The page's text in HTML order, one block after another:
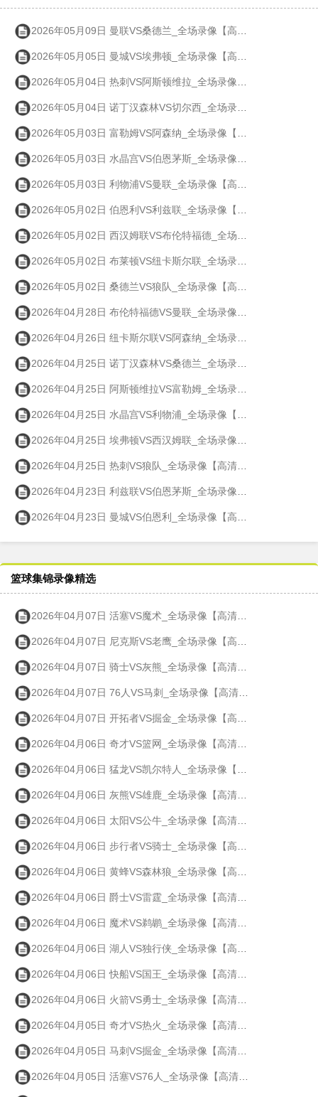
2026年05月09日 曼联VS桑德兰_全场录像【高清回放】
2026年05月05日 曼城VS埃弗顿_全场录像【高清回放】
2026年05月04日 热刺VS阿斯顿维拉_全场录像【高清回放】
2026年05月04日 诺丁汉森林VS切尔西_全场录像【高清回放】
2026年05月03日 富勒姆VS阿森纳_全场录像【高清回放】
2026年05月03日 水晶宫VS伯恩茅斯_全场录像【高清回放】
2026年05月03日 利物浦VS曼联_全场录像【高清回放】
2026年05月02日 伯恩利VS利兹联_全场录像【高清回放】
2026年05月02日 西汉姆联VS布伦特福德_全场录像【高清回放】
2026年05月02日 布莱顿VS纽卡斯尔联_全场录像【高清回放】
2026年05月02日 桑德兰VS狼队_全场录像【高清回放】
2026年04月28日 布伦特福德VS曼联_全场录像【高清回放】
2026年04月26日 纽卡斯尔联VS阿森纳_全场录像【高清回放】
2026年04月25日 诺丁汉森林VS桑德兰_全场录像【高清回放】
2026年04月25日 阿斯顿维拉VS富勒姆_全场录像【高清回放】
2026年04月25日 水晶宫VS利物浦_全场录像【高清回放】
2026年04月25日 埃弗顿VS西汉姆联_全场录像【高清回放】
2026年04月25日 热刺VS狼队_全场录像【高清回放】
2026年04月23日 利兹联VS伯恩茅斯_全场录像【高清回放】
2026年04月23日 曼城VS伯恩利_全场录像【高清回放】
篮球集锦录像精选
2026年04月07日 活塞VS魔术_全场录像【高清回放】
2026年04月07日 尼克斯VS老鹰_全场录像【高清回放】
2026年04月07日 骑士VS灰熊_全场录像【高清回放】
2026年04月07日 76人VS马刺_全场录像【高清回放】
2026年04月07日 开拓者VS掘金_全场录像【高清回放】
2026年04月06日 奇才VS篮网_全场录像【高清回放】
2026年04月06日 猛龙VS凯尔特人_全场录像【高清回放】
2026年04月06日 灰熊VS雄鹿_全场录像【高清回放】
2026年04月06日 太阳VS公牛_全场录像【高清回放】
2026年04月06日 步行者VS骑士_全场录像【高清回放】
2026年04月06日 黄蜂VS森林狼_全场录像【高清回放】
2026年04月06日 爵士VS雷霆_全场录像【高清回放】
2026年04月06日 魔术VS鹈鹕_全场录像【高清回放】
2026年04月06日 湖人VS独行侠_全场录像【高清回放】
2026年04月06日 快船VS国王_全场录像【高清回放】
2026年04月06日 火箭VS勇士_全场录像【高清回放】
2026年04月05日 奇才VS热火_全场录像【高清回放】
2026年04月05日 马刺VS掘金_全场录像【高清回放】
2026年04月05日 活塞VS76人_全场录像【高清回放】